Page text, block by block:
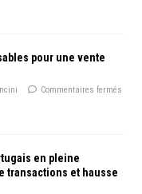
pour une vente
Commentaires fermés
en pleine
transactions et hausse